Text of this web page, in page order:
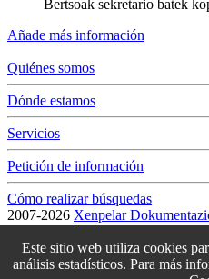
Bertsoak sekretario batek
Añade más información
Quiénes somos
Dónde estamos
Servicios
Petición de información
Cómo realizar búsquedas
2007-2026 Xenpelar
T. (+34) 943 69 42 77 / F. (+34)
bertsozale.eus /Lege oharra/
Este sitio web utiliza cookies
análisis estadísticos. Para más